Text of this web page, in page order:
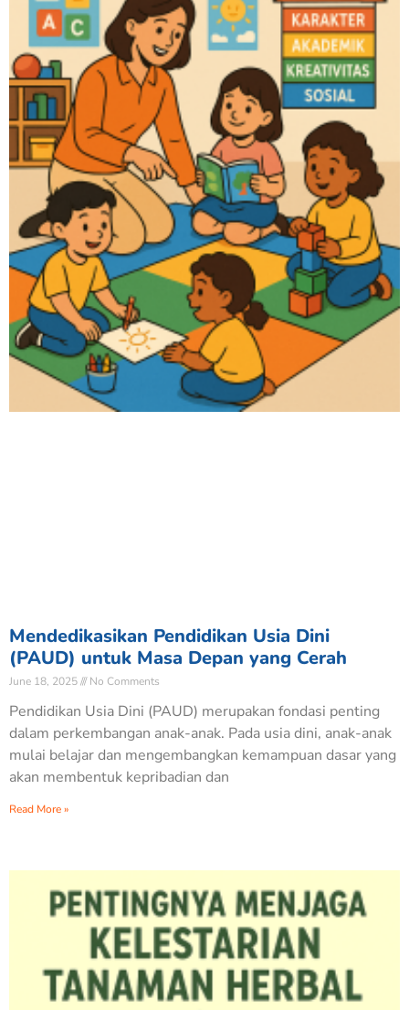
Mendedikasikan Pendidikan Usia Dini
(PAUD) untuk Masa Depan yang Cerah
June 18, 2025 No Comments
Pendidikan Usia Dini (PAUD) merupakan fondasi penting
dalam perkembangan anak-anak. Pada usia dini, anak-anak
mulai belajar dan mengembangkan kemampuan dasar yang
akan membentuk kepribadian dan
Read More »